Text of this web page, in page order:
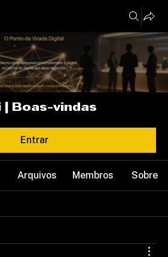
| Boas-vindas
Entrar
Arquivos Membros Sobre